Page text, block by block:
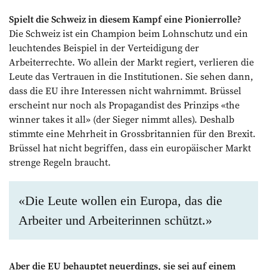
Spielt die Schweiz in diesem Kampf eine Pionierrolle?
Die Schweiz ist ein Champion beim Lohnschutz und ein
leuchtendes Beispiel in der Verteidigung der
Arbeiterrechte. Wo allein der Markt regiert, verlieren die
Leute das Vertrauen in die Institutionen. Sie sehen dann,
dass die EU ihre Interessen nicht wahrnimmt. Brüssel
erscheint nur noch als Propagandist des Prinzips «the
winner takes it all» (der Sieger nimmt alles). Deshalb
stimmte eine Mehrheit in Grossbritannien für den Brexit.
Brüssel hat nicht begriffen, dass ein europäischer Markt
strenge Regeln braucht.
«Die Leute wollen ein Europa, das die
Arbeiter und Arbeiterinnen schützt.»
Aber die EU behauptet neuerdings, sie sei auf einem